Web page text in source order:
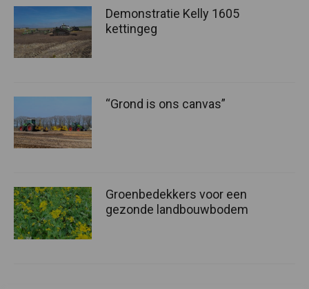
Demonstratie Kelly 1605
kettingeg
“Grond is ons canvas”
Groenbedekkers voor een
gezonde landbouwbodem